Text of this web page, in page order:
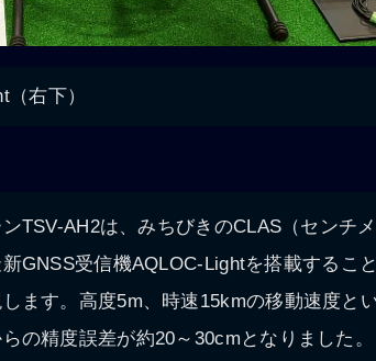
右下）
TSV-AH2は、みちびきのCLAS（センチ
GNSS受信機AQLOC-Lightを搭載するこ
ます。高度5m、時速15kmの移動速度と
の精度誤差が約20～30cmとなりました。